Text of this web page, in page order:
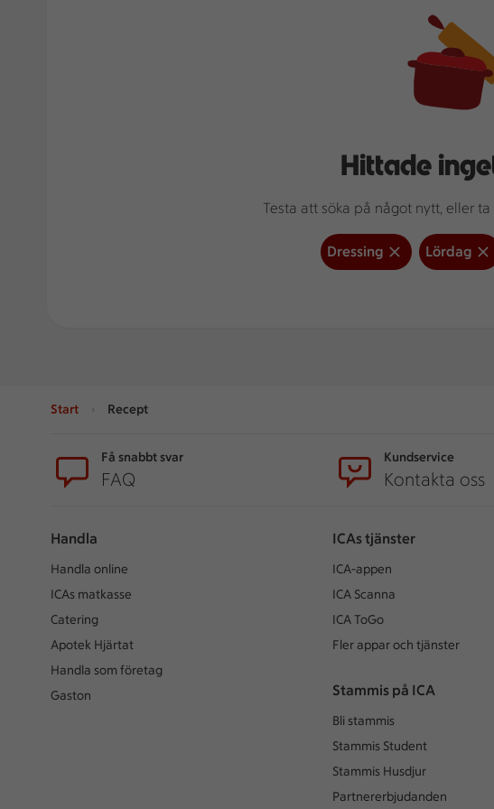
Hittade
Testa att söka på något nytt, eller
Dressing Lördag
Start Recept
Få snabbt svar
FAQ
Kundservice
Kontakta oss
Handla
Handla online
ICAs matkasse
Catering
Apotek Hjärtat
Handla som företag
Gaston
ICAs tjänster
ICA-appen
ICA Scanna
ICA ToGo
Fler appar och tjänster
Stammis på ICA
Bli stammis
Stammis Student
Stammis Husdjur
Partnererbjudanden